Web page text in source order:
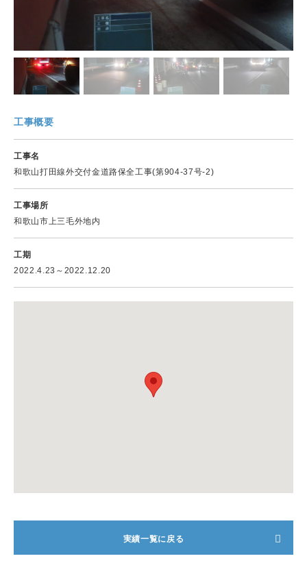
会社概要
工事概要
工事名
和歌山打田線外交付金道路保全工事(第904-37号-2)
工事場所
和歌山市上三毛外地内
工期
2022.4.23～2022.12.20
実績一覧に戻る